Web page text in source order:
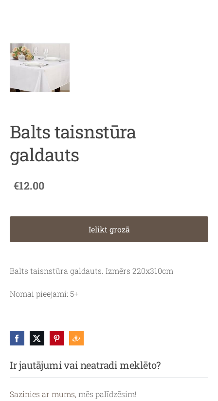
Ir jautājumi vai neatradi meklēto?
Sazinies ar mums, mēs palīdzēsim!
Balts taisnstūra
galdauts
€12.00
Ielikt grozā
Balts taisnstūra galdauts. Izmērs 220x310cm
Nomai pieejami: 5+